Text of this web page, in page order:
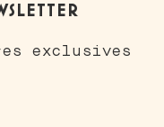
exclusives
site vous intéresse
vous accompagner